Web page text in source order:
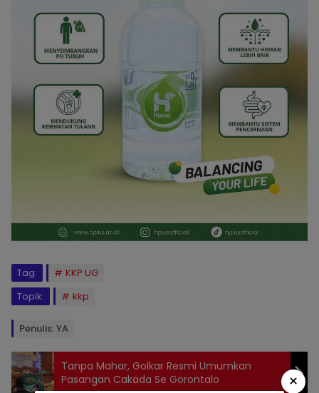
Tag:
KKP UG
Topik:
kkp
Penulis: YA
Tanpa Mahar, Golkar Resmi Umumkan
Pasangan Cakada Se Gorontalo
×